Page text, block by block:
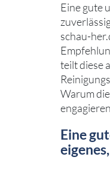
Eine gute
schau-
teilt diese
Warum
Eine